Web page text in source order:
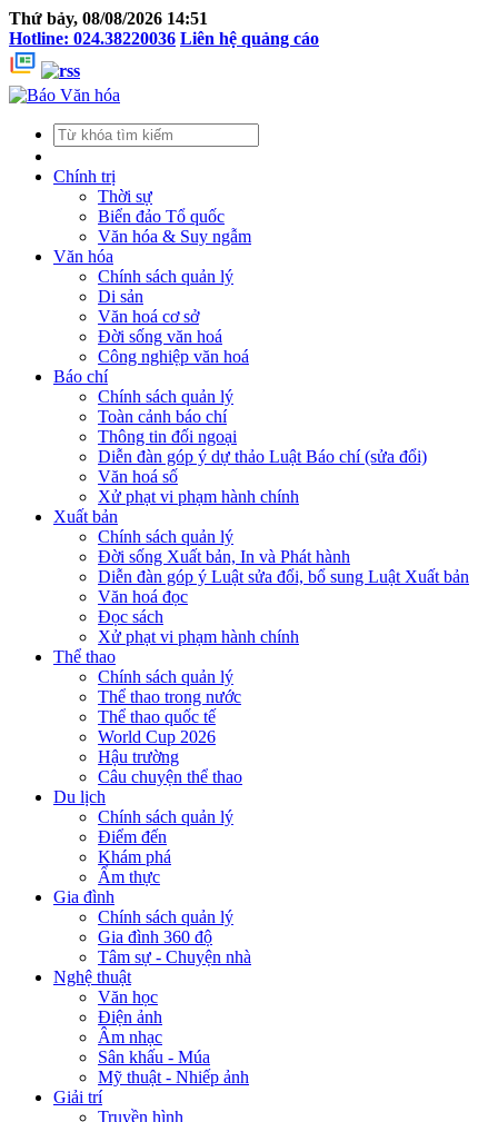
Thứ bảy, 08/08/2026 14:51
Hotline: 024.38220036 Liên hệ quảng cáo
Chính trị
Thời sự
Biển đảo Tổ quốc
Văn hóa & Suy ngẫm
Văn hóa
Chính sách quản lý
Di sản
Văn hoá cơ sở
Đời sống văn hoá
Công nghiệp văn hoá
Báo chí
Chính sách quản lý
Toàn cảnh báo chí
Thông tin đối ngoại
Diễn đàn góp ý dự thảo Luật Báo chí (sửa đổi)
Văn hoá số
Xử phạt vi phạm hành chính
Xuất bản
Chính sách quản lý
Đời sống Xuất bản, In và Phát hành
Diễn đàn góp ý Luật sửa đổi, bổ sung Luật Xuất bản
Văn hoá đọc
Đọc sách
Xử phạt vi phạm hành chính
Thể thao
Chính sách quản lý
Thể thao trong nước
Thể thao quốc tế
World Cup 2026
Hậu trường
Câu chuyện thể thao
Du lịch
Chính sách quản lý
Điểm đến
Khám phá
Ẩm thực
Gia đình
Chính sách quản lý
Gia đình 360 độ
Tâm sự - Chuyện nhà
Nghệ thuật
Văn học
Điện ảnh
Âm nhạc
Sân khấu - Múa
Mỹ thuật - Nhiếp ảnh
Giải trí
Truyền hình